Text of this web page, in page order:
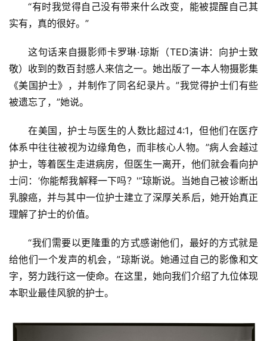
“有时我觉得自己没有带来什么改变，能被提醒自己其
实有，真的很好。”
这句话来自摄影师卡罗琳·琼斯（TED演讲：向护士致
敬）收到的数百封感人来信之一。她出版了一本人物摄影集
《美国护士》，并制作了同名纪录片。”我觉得护士们有些
被遗忘了，”她说。
在美国，护士与医生的人数比超过4:1，但他们在医疗
体系中往往被视为边缘角色，而非核心人物。”病人会越过
护士，等着医生走进病房，但医生一离开，他们就会看向护
士问：’你能帮我解释一下吗？'”琼斯说。当她自己被诊断出
乳腺癌，并与其中一位护士建立了深厚关系后，她开始真正
理解了护士的价值。
“我们需要以更隆重的方式感谢他们，最好的方式就是
给他们一个发声的机会，”琼斯说。她通过自己的影像和文
字，努力践行这一使命。在这里，她向我们介绍了九位体现
本职业最佳风貌的护士。